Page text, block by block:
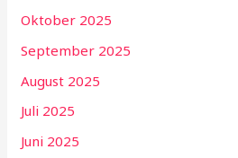
Oktober 2025
September 2025
August 2025
Juli 2025
Juni 2025